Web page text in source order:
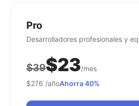
Pro
Desarrolladores profesionales y
$39$23/mes
$276 /añoAhorra 40%